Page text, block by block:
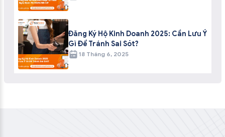
Đăng Ký Hộ Kinh Doanh 2025: Cần Lưu Ý
Gì Để Tránh Sai Sót?
18 Tháng 6, 2025